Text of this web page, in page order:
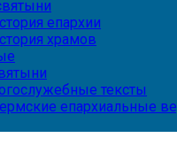
епархии
храмов
тексты
епархиальные